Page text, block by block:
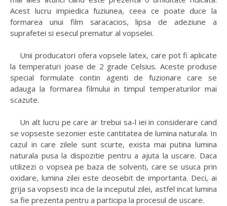
Acest lucru impiedica fuziunea, ceea ce poate duce la
formarea unui film saracacios, lipsa de adeziune a
suprafetei si esecul prematur al vopselei.
Unii producatori ofera vopsele latex, care pot fi aplicate
la temperaturi joase de 2 grade Celsius. Aceste produse
special formulate contin agenti de fuzionare care se
adauga la formarea filmului in timpul temperaturilor mai
scazute.
Un alt lucru pe care ar trebui sa-l iei in considerare cand
se vopseste sezonier este cantitatea de lumina naturala. In
cazul in care zilele sunt scurte, exista mai putina lumina
naturala pusa la dispozitie pentru a ajuta la uscare. Daca
utilizezi o vopsea pe baza de solventi, care se usuca prin
oxidare, lumina zilei este deosebit de importanta. Deci, ai
grija sa vopsesti inca de la inceputul zilei, astfel incat lumina
sa fie prezenta pentru a participa la procesul de uscare.